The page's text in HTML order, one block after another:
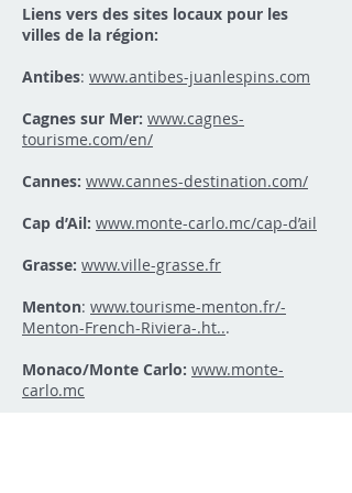
Liens vers des sites locaux pour les
villes de la région:
Antibes: www.antibes-juanlespins.com
Cagnes sur Mer: www.cagnes-
tourisme.com/en/
Cannes: www.cannes-destination.com/
Cap d’Ail: www.monte-carlo.mc/cap-d’ail
Grasse: www.ville-grasse.fr
Menton: www.tourisme-menton.fr/-
Menton-French-Riviera-.ht...
Monaco/Monte Carlo: www.monte-
carlo.mc